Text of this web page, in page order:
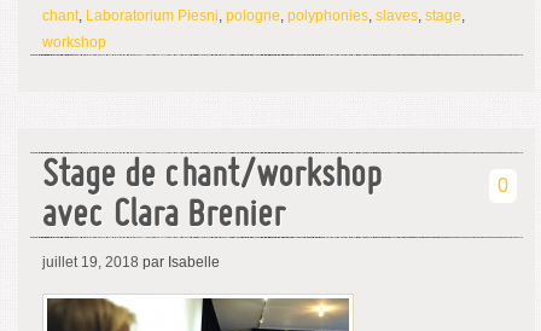
chant, Laboratorium Piesni, pologne, polyphonies, slaves, stage,
workshop
Stage de chant/workshop
avec Clara Brenier
0
juillet 19, 2018 par Isabelle